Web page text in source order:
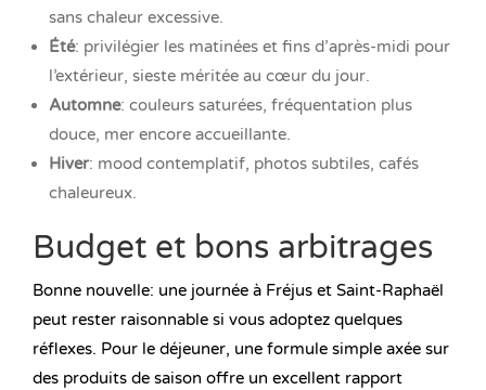
sans chaleur excessive.
Été: privilégier les matinées et fins d’après-midi pour
l’extérieur, sieste méritée au cœur du jour.
Automne: couleurs saturées, fréquentation plus
douce, mer encore accueillante.
Hiver: mood contemplatif, photos subtiles, cafés
chaleureux.
Budget et bons arbitrages
Bonne nouvelle: une journée à Fréjus et Saint-Raphaël
peut rester raisonnable si vous adoptez quelques
réflexes. Pour le déjeuner, une formule simple axée sur
des produits de saison offre un excellent rapport